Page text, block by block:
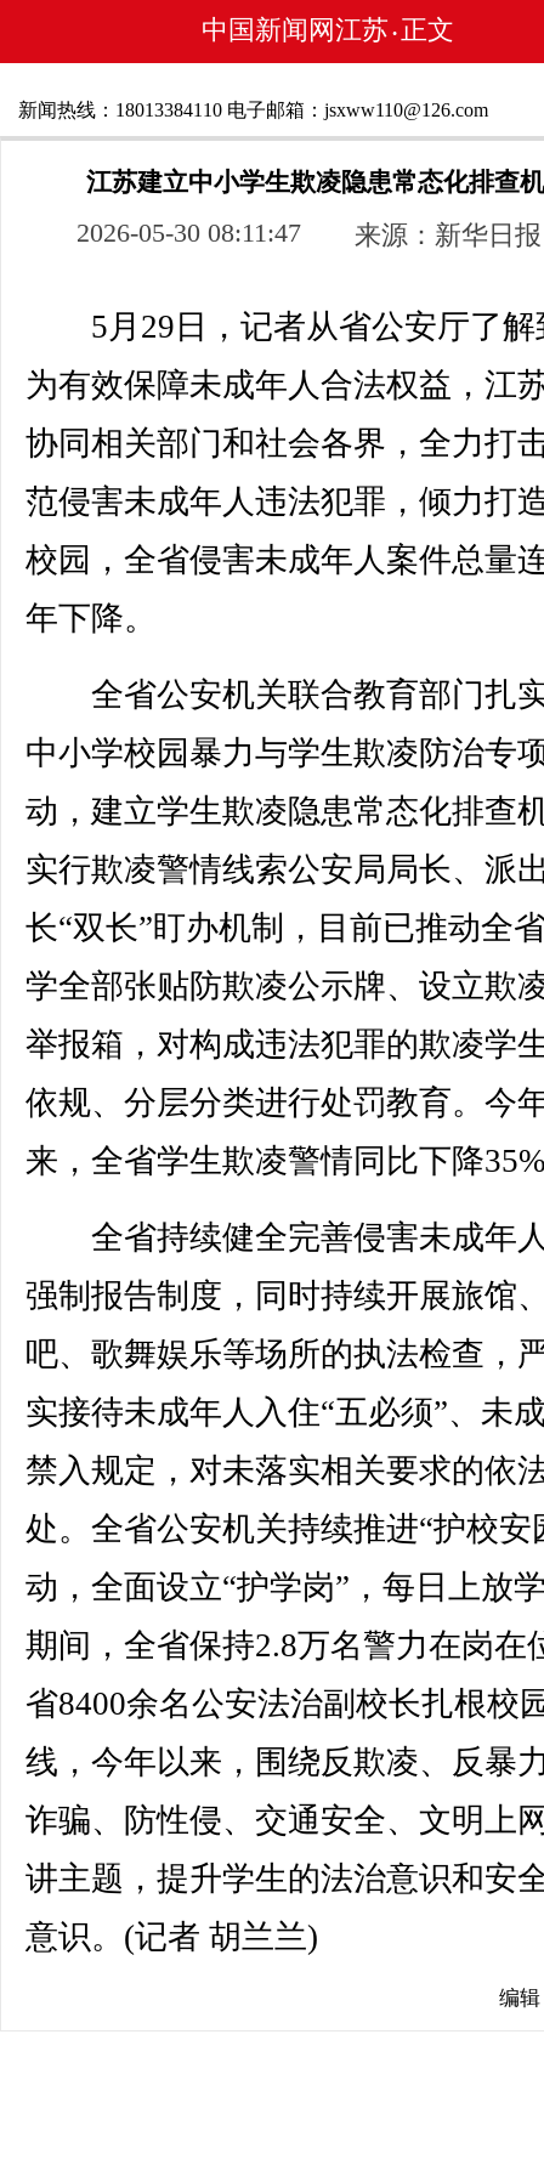
中国新闻网江苏 • 正文
新闻热线：18013384110 电子邮箱：jsxww110@126.com
江苏建立中小学生欺凌隐患常态化排查
2026-05-30 08:11:47 来源：新华日报
5月29日，记者从省公安厅了解
为有效保障未成年人合法权益，江
协同相关部门和社会各界，全力打
范侵害未成年人违法犯罪，倾力打
校园，全省侵害未成年人案件总量
年下降。
全省公安机关联合教育部门扎
中小学校园暴力与学生欺凌防治专
动，建立学生欺凌隐患常态化排查
实行欺凌警情线索公安局局长、派
长“双长”盯办机制，目前已推动全
学全部张贴防欺凌公示牌、设立欺
举报箱，对构成违法犯罪的欺凌学
依规、分层分类进行处罚教育。今
来，全省学生欺凌警情同比下降
全省持续健全完善侵害未成年
强制报告制度，同时持续开展旅馆
吧、歌舞娱乐等场所的执法检查，
实接待未成年人入住“五必须”、未
禁入规定，对未落实相关要求的依
处。全省公安机关持续推进“护校安
动，全面设立“护学岗”，每日上放
期间，全省保持2.8万名警力在岗在
省8400余名公安法治副校长扎根校
线，今年以来，围绕反欺凌、反暴
诈骗、防性侵、交通安全、文明上
讲主题，提升学生的法治意识和安
意识。(记者 胡兰兰)
编